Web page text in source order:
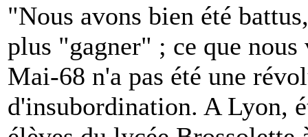
"Nous avons bien été
plus "gagner" ; ce que
Mai-68 n'a pas été une
d'insubordination. A Lyon,